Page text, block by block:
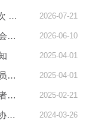
关于召开安徽省生态环境保护协会四届二次 会员代表大会暨四届二次理事会的通知 2026-07-21
关于申报2025年度安徽省生态环境保护协会优秀会员单位和先进工作者的通知 2026-06-10
2025-04-01
关于举办2025年度污水厂操作运维岗位人员培训的通知 2025-04-01
通知：2024年度优秀会员单位及先进工作者评选工作正式启动 2025-02-21
张文秋等20名人员任安徽省生态环境保护协会标准化技术委员会委员 2024-03-26